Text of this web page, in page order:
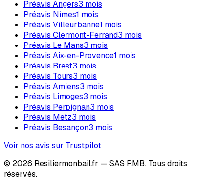
Préavis Angers3 mois
Préavis Nîmes1 mois
Préavis Villeurbanne1 mois
Préavis Clermont-Ferrand3 mois
Préavis Le Mans3 mois
Préavis Aix-en-Provence1 mois
Préavis Brest3 mois
Préavis Tours3 mois
Préavis Amiens3 mois
Préavis Limoges3 mois
Préavis Perpignan3 mois
Préavis Metz3 mois
Préavis Besançon3 mois
Voir nos avis sur Trustpilot
© 2026 Resiliermonbail.fr — SAS RMB. Tous droits
réservés.